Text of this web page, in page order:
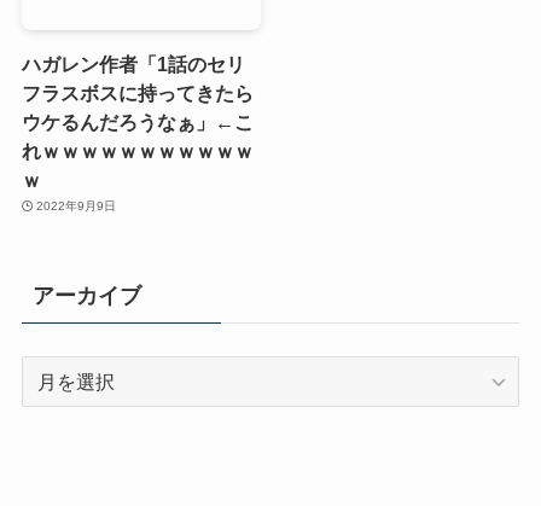
ハガレン作者「1話のセリ
フラスボスに持ってきたら
ウケるんだろうなぁ」←こ
れｗｗｗｗｗｗｗｗｗｗｗ
ｗ
2022年9月9日
アーカイブ